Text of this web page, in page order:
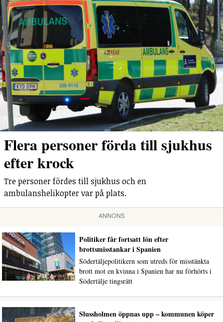
Flera personer förda till sjukhus
efter krock
Tre personer fördes till sjukhus och en
ambulanshelikopter var på plats.
ANNONS
Politiker får fortsatt lön efter
brottsmisstankar i Spanien
Södertäljepolitikern som utreds för misstänkta
brott mot en kvinna i Spanien har nu förhörts i
Södertälje tingsrätt
Slussholmen öppnas upp – kommunen köper